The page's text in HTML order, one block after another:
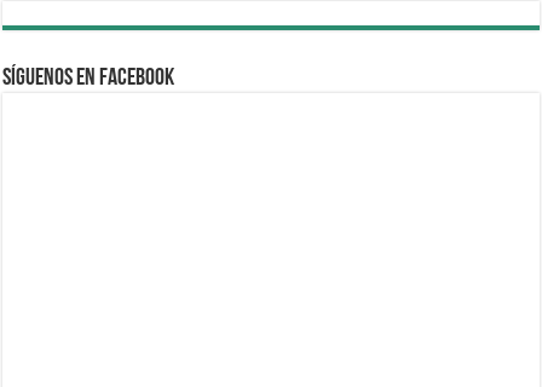
Síguenos en Facebook